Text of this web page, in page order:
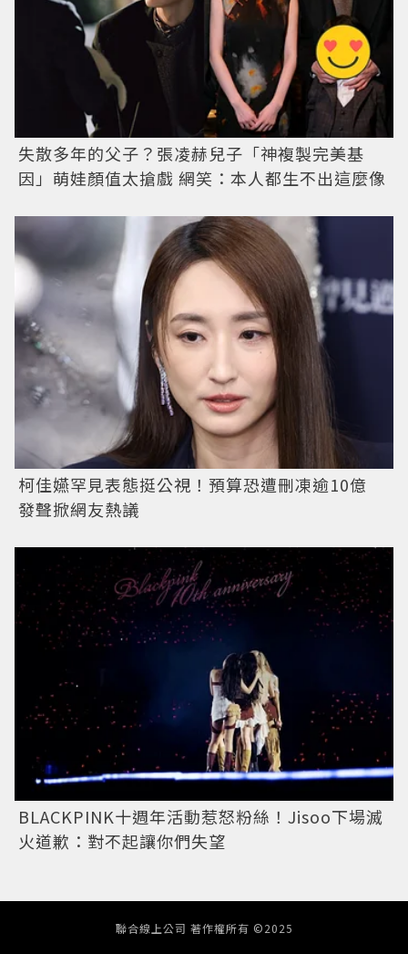
失散多年的父子？張凌赫兒子「神複製完美基
因」萌娃顏值太搶戲 網笑：本人都生不出這麼像
柯佳嬿罕見表態挺公視！預算恐遭刪凍逾10億
發聲掀網友熱議
BLACKPINK十週年活動惹怒粉絲！Jisoo下場滅
火道歉：對不起讓你們失望
聯合線上公司 著作權所有 ©2025